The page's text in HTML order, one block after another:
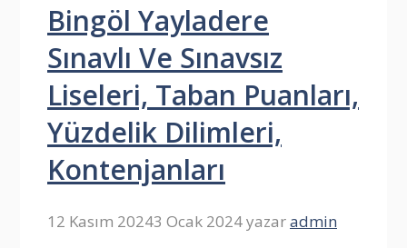
Bingöl Yayladere
Sınavlı Ve Sınavsız
Liseleri, Taban Puanları,
Yüzdelik Dilimleri,
Kontenjanları
12 Kasım 20243 Ocak 2024yazaradmin